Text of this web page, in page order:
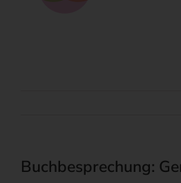
Buchbesprechung: